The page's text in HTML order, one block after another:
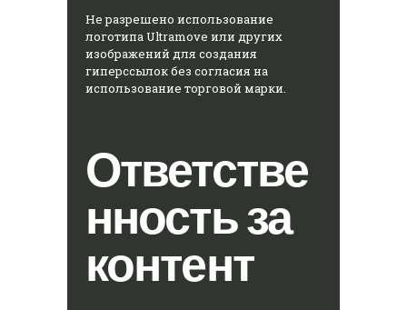
Не разрешено использование
логотипа Ultramove или других
изображений для создания
гиперссылок без согласия на
использование торговой марки.
Ответстве
нность за
контент